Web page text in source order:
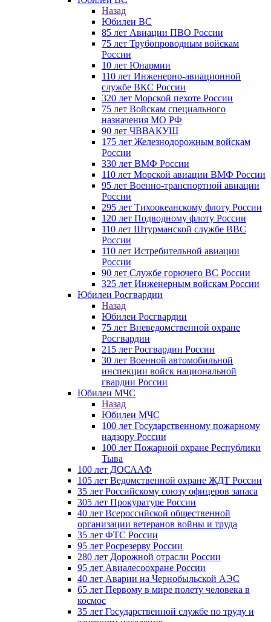
Назад
Юбилеи ВС
85 лет Авиации ПВО России
75 лет Трубопроводным войскам
России
10 лет Юнармии
110 лет Инженерно-авиационной
службе ВКС России
320 лет Морской пехоте России
75 лет Войскам специального
назначения МО РФ
90 лет ЧВВАКУШ
175 лет Железнодорожным войскам
России
330 лет ВМФ России
110 лет Морской авиации ВМФ России
95 лет Военно-транспортной авиации
России
295 лет Тихоокеанскому флоту России
120 лет Подводному флоту России
110 лет Штурманской службе ВВС
России
110 лет Истребительной авиации
России
90 лет Службе горючего ВС России
325 лет Инженерным войскам России
Юбилеи Росгвардии
Назад
Юбилеи Росгвардии
75 лет Вневедомственной охране
Росгвардии
215 лет Росгвардии России
30 лет Военной автомобильной
инспекции войск национальной
гвардии России
Юбилеи МЧС
Назад
Юбилеи МЧС
100 лет Государственному пожарному
надзору России
100 лет Пожарной охране Республики
Тыва
100 лет ДОСААФ
105 лет Ведомственной охране ЖДТ России
35 лет Российскому союзу офицеров запаса
305 лет Прокуратуре России
40 лет Всероссийской общественной
организации ветеранов войны и труда
35 лет ФТС России
95 лет Росрезерву России
280 лет Дорожной отрасли России
95 лет Авиалесоохране России
40 лет Аварии на Чернобыльской АЭС
65 лет Первому в мире полету человека в
космос
35 лет Государственной службе по труду и